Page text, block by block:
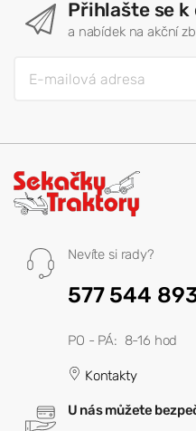
Přihlašte se
a nabídek na akční
Nevíte si rady?
577 544
PO - PÁ: 8-16 hod
Kontakty
U nás můžete